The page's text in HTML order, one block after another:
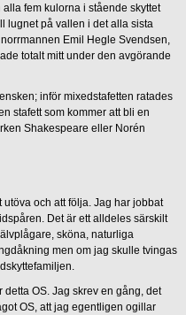
fem kulorna i stående skyttet
lugnet på vallen i det alla sista
Emil Hegle Svendsen,
totalt mitt under den avgörande
inför mixedstafetten ratades
stafett som kommer att bli en
Shakespeare eller Norén
och att följa. Jag har jobbat
Det är ett alldeles särskilt
sköna, naturliga
men om jag skulle tvingas
OS. Jag skrev en gång, det
OS, att jag egentligen ogillar